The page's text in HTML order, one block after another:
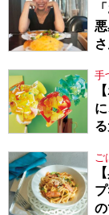
手
ご